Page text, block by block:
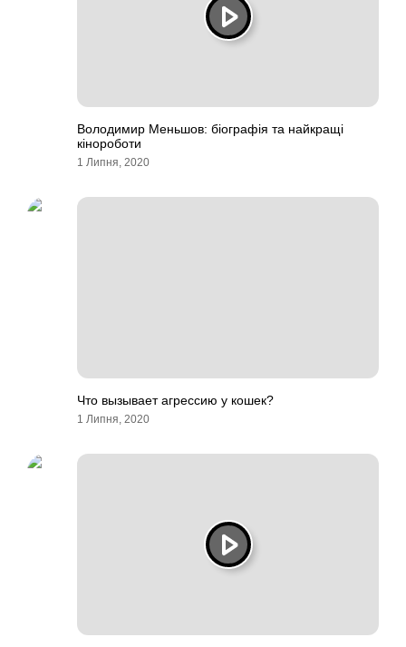
Володимир Меньшов: біографія та найкращі
кінороботи
1 Липня, 2020
Что вызывает агрессию у кошек?
1 Липня, 2020